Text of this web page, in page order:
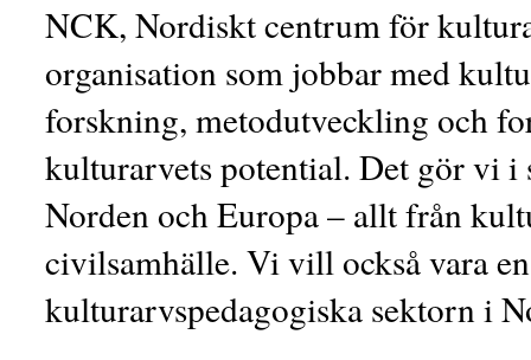
NCK, Nordiskt centrum för
organisation som jobbar med
forskning, metodutveckling och
kulturarvets potential. Det gör vi i
Norden och Europa – allt från
civilsamhälle. Vi vill också vara
kulturarvspedagogiska sektorn i